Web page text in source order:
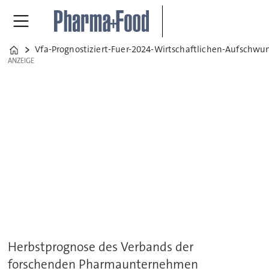
Home
Vfa-Prognostiziert-Fuer-2024-Wirtschaftlichen-
ANZEIGE
ANZEIGE
Herbstprognose des Verbands der
forschenden Pharmaunternehmen